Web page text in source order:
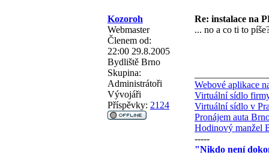
Kozoroh
Re: instalace na
Webmaster
Členem od:
22:00 29.8.2005
Bydliště Brno
Skupina:
Administrátoři
Vývojáři
Příspěvky: 2124
... no a co ti to
Webové aplikace
Virtuální sídlo
Virtuální sídlo v
Pronájem auta
Hodinový manžel
-----
"Nikdo není